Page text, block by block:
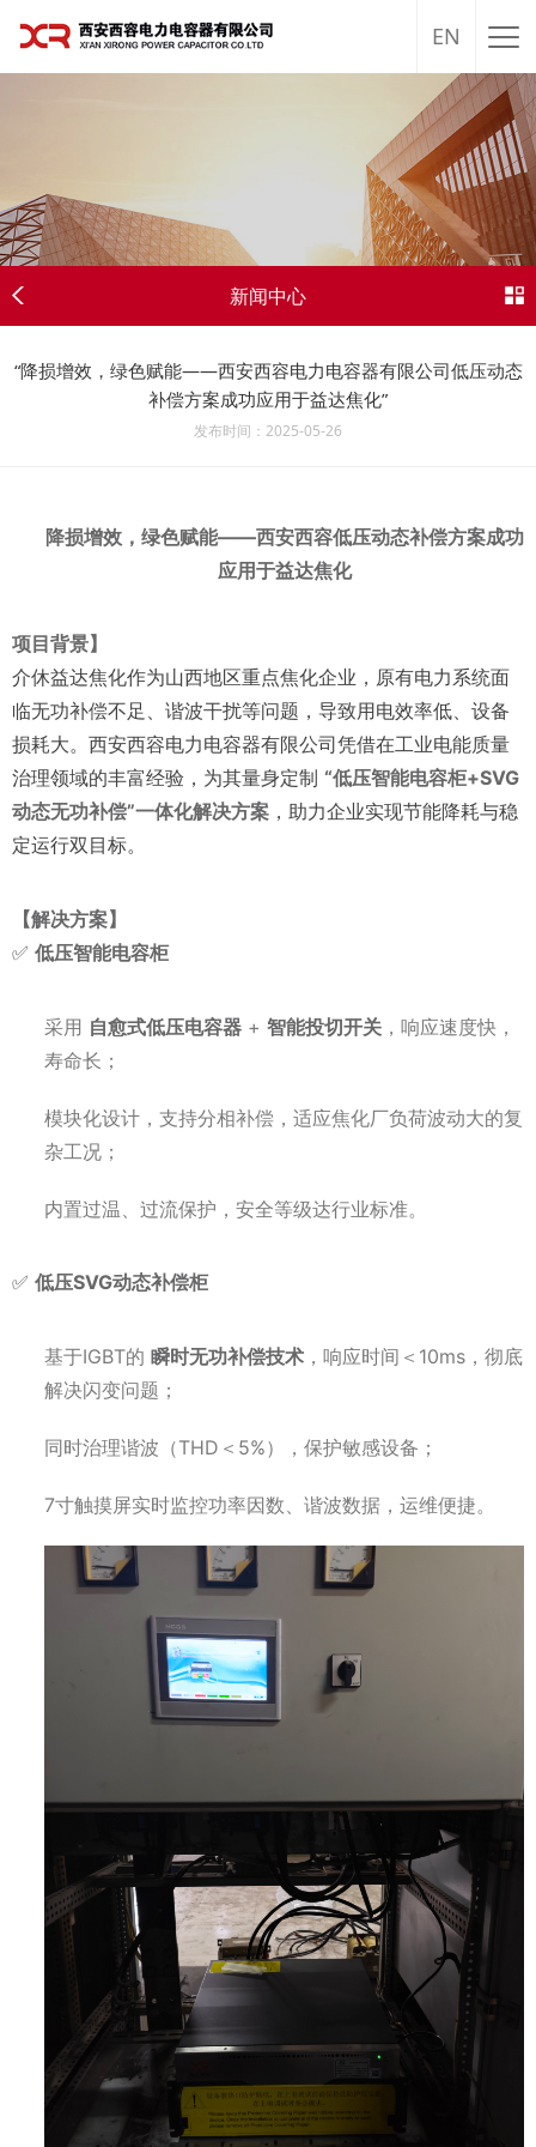
EN
新闻中心
“降损增效，绿色赋能——西安西容电力电容器有限公司低压动态
补偿方案成功应用于益达焦化”
发布时间：2025-05-26
降损增效，绿色赋能——西安西容低压动态补偿方案成功
应用于益达焦化
项目背景】
介休益达焦化作为山西地区重点焦化企业，原有电力系统面
临无功补偿不足、谐波干扰等问题，导致用电效率低、设备
损耗大。西安西容电力电容器有限公司凭借在工业电能质量
治理领域的丰富经验，为其量身定制 “低压智能电容柜+SVG
动态无功补偿”一体化解决方案 ，助力企业实现节能降耗与稳
定运行双目标。
【解决方案】
✅ 低压智能电容柜
采用 自愈式低压电容器 +智能投切开关 ，响应速度快，
寿命长；
模块化设计，支持分相补偿，适应焦化厂负荷波动大的复
杂工况；
内置过温、过流保护，安全等级达行业标准。
✅ 低压SVG动态补偿柜
基于IGBT的瞬时无功补偿技术 ，响应时间＜10ms，彻底
解决闪变问题；
同时治理谐波（THD＜5%），保护敏感设备；
7寸触摸屏实时监控功率因数、谐波数据，运维便捷。